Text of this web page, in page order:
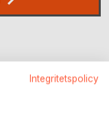
Integritetspolicy